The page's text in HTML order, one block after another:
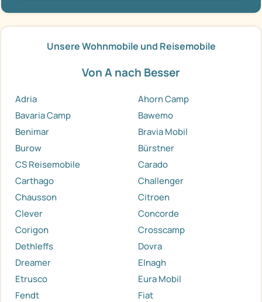
Unsere Wohnmobile und Reisemobile
Von A nach Besser
Adria
Ahorn Camp
Bavaria Camp
Bawemo
Benimar
Bravia Mobil
Burow
Bürstner
CS Reisemobile
Carado
Carthago
Challenger
Chausson
Citroen
Clever
Concorde
Corigon
Crosscamp
Dethleffs
Dovra
Dreamer
Elnagh
Etrusco
Eura Mobil
Fendt
Fiat